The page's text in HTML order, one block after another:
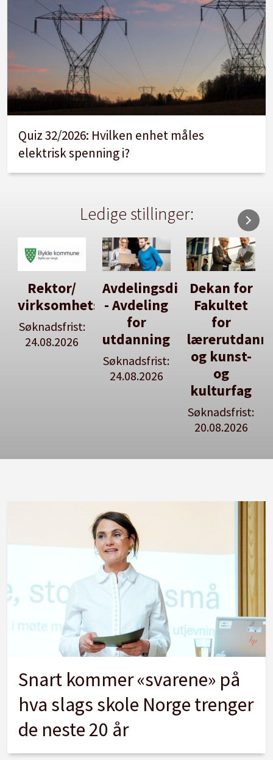
Quiz 32/2026: Hvilken enhet måles
elektrisk spenning i?
Ledige stillinger:
Avdelingsdirektør
- Avdeling
for
utdanning
Dekan for
Fakultet
for
lærerutdanning
og kunst-
og
Her kan
du utlyse
en ledig
stilling
Se våre
stillingspakker
Snart kommer «svarene» på
hva slags skole Norge trenger
de neste 20 år